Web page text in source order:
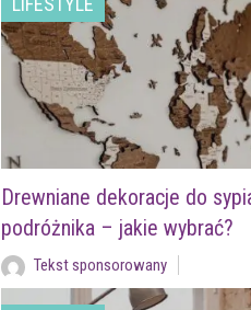
Drewniane dekoracje do
podróżnika – jakie wybrać?
Tekst sponsorowany